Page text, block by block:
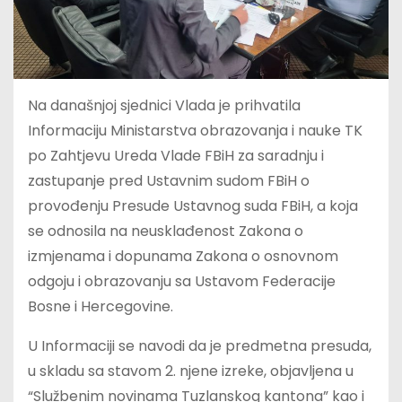
Na današnjoj sjednici Vlada je prihvatila
Informaciju Ministarstva obrazovanja i nauke TK
po Zahtjevu Ureda Vlade FBiH za saradnju i
zastupanje pred Ustavnim sudom FBiH o
provođenju Presude Ustavnog suda FBiH, a koja
se odnosila na neusklađenost Zakona o
izmjenama i dopunama Zakona o osnovnom
odgoju i obrazovanju sa Ustavom Federacije
Bosne i Hercegovine.
U Informaciji se navodi da je predmetna presuda,
u skladu sa stavom 2. njene izreke, objavljena u
“Službenim novinama Tuzlanskog kantona” kao i